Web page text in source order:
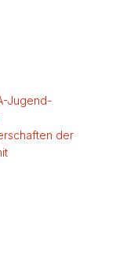
Jugend-
der